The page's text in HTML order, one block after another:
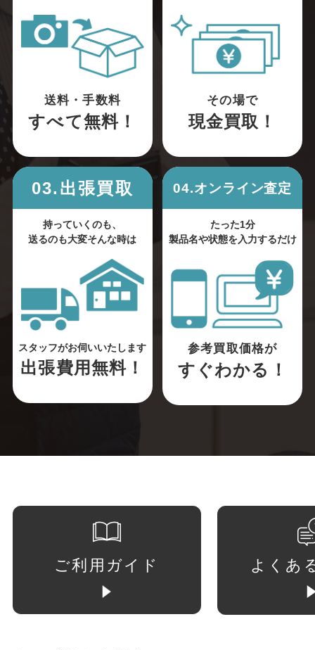
送料・手数料
すべて無料！
その場で
現金買取！
03.出張買取
持っていくのも、
送るのも大変そんな時は
スタッフがお伺いいたします
出張費用無料！
04.オンライン査定
たった1分
製品名や状態を入力するだけ
参考買取価格が
すぐわかる！
ご利用ガイド よくあ